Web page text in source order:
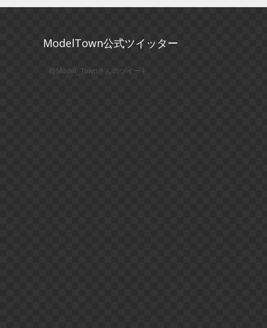
ModelTown公式ツイッター
@Model_Townさんのツイート